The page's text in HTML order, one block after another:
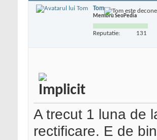
Tom
Membru SeoPedia
Reputatie: 131
A trecut 1 luna de
rectificare. E de